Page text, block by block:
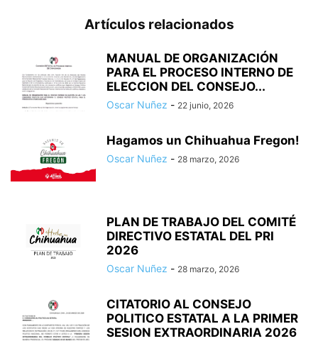
Artículos relacionados
MANUAL DE ORGANIZACIÓN
PARA EL PROCESO INTERNO DE
ELECCION DEL CONSEJO...
Oscar Nuñez - 22 junio, 2026
Hagamos un Chihuahua Fregon!
Oscar Nuñez - 28 marzo, 2026
PLAN DE TRABAJO DEL COMITÉ
DIRECTIVO ESTATAL DEL PRI
2026
Oscar Nuñez - 28 marzo, 2026
CITATORIO AL CONSEJO
POLITICO ESTATAL A LA PRIMER
SESION EXTRAORDINARIA 2026